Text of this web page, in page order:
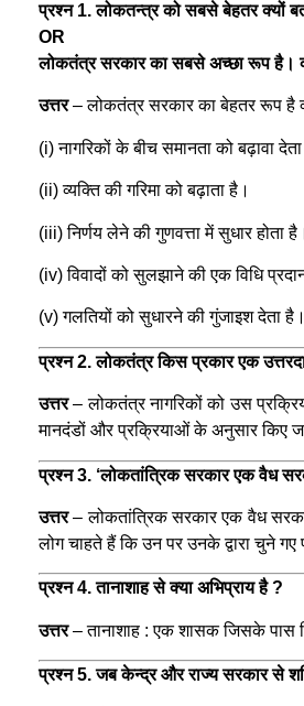
प्रश्न 1. लोकतन्त्र को सबसे बेहतर क्यों
OR
लोकतंत्र सरकार का सबसे अच्छा रूप है।
उत्तर–लोकतंत्र सरकार का बेहतर रूप है
(i) नागरिकों के बीच समानता को बढ़ावा
(ii) व्यक्ति की गरिमा को बढ़ाता है।
(iii) निर्णय लेने की गुणवत्ता में सुधार होता है।
(iv) विवादों को सुलझाने की एक विधि
(v) गलतियों को सुधारने की गुंजाइश देता है।
प्रश्न 2. लोकतंत्र किस प्रकार एक
उत्तर–लोकतंत्र नागरिकों को उस
मानदंडों और प्रक्रियाओं के अनुसार किए
प्रश्न 3. ‘लोकतांत्रिक सरकार एक वैध
उत्तर–लोकतांत्रिक सरकार एक वैध
लोग चाहते हैं कि उन पर उनके द्वारा चुने
प्रश्न 4. तानाशाह से क्या अभिप्राय है ?
उत्तर–तानाशाह : एक शासक जिसके पास
प्रश्न 5. जब केन्द्र और राज्य सरकार से